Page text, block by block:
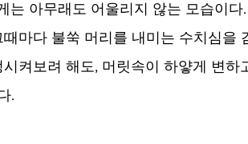
는 아무래도 어울리지 않는 모습이다
마다 불쑥 머리를 내미는 수치심을
켜보려 해도, 머릿속이 하얗게 변하
.